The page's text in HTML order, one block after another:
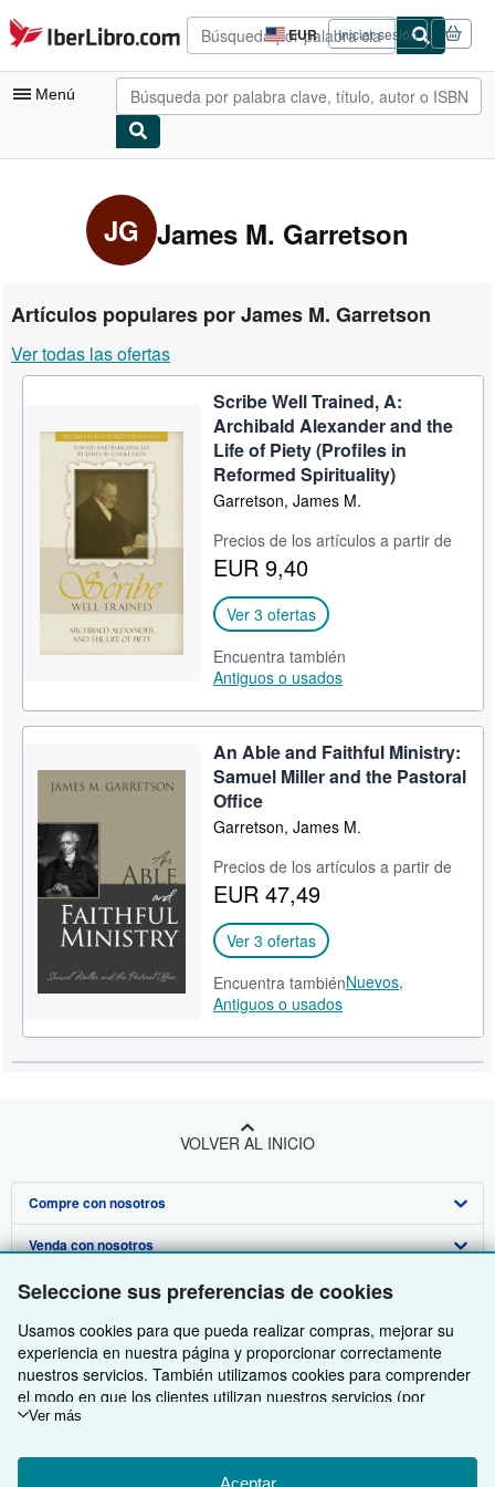
Seleccione sus preferencias de cookies
Usamos cookies para que pueda realizar compras, mejorar su
experiencia en nuestra página y proporcionar correctamente
nuestros servicios. También utilizamos cookies para comprender
el modo en que los clientes utilizan nuestros servicios (por
ejemplo, midiendo las visitas al sitio) y así poder realizar mejoras.
para mostrar contenido relevante en los anuncios y medir el
Ver más
Aceptar
Pasar al contenido principal
IberLibro.com EUR
Preferencias
de
compra
del
Iniciar sesión
Menú
Consultar mis pedidos
Búsqueda avanzada
Libros antiguos
Arte y coleccionismo
Comenzar a vender
JG James M. Garretson
Artículos populares por James M. Garretson
Ver todas las ofertas
Scribe Well Trained, A:
Archibald Alexander and the
Life of Piety (Profiles in
Reformed Spirituality)
Garretson, James M.
Precios de los artículos a partir de
EUR 9,40
Ver 3 ofertas
Encuentra también
Antiguos o usados
An Able and Faithful Ministry:
Samuel Miller and the Pastoral
Office
Garretson, James M.
Precios de los artículos a partir de
EUR 47,49
Ver 3 ofertas
Encuentra tambiénNuevos,
Antiguos o usados
VOLVER AL INICIO
Compre con nosotros
Búsqueda avanzada
Colecciones
Mi cuenta
Mis pedidos
Ver carrito
Venda con nosotros
Comenzar a vender
Únase a nuestro programa de afiliados
Recomiende un vendedor
Sobre nosotros
Sobre IberLibro
Medios
Empleo
Política de Privacidad
Obtener Ayuda
Preguntas frecuentes y guías
Atención al Cliente
Otras compañías de AbeBooks
AbeBooks.com
AbeBooks.co.uk
Siga a IberLibro